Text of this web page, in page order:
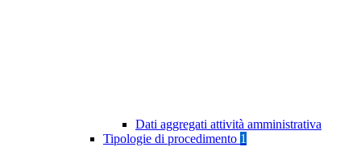
Dati aggregati attività amministrativa
Tipologie di procedimento 1